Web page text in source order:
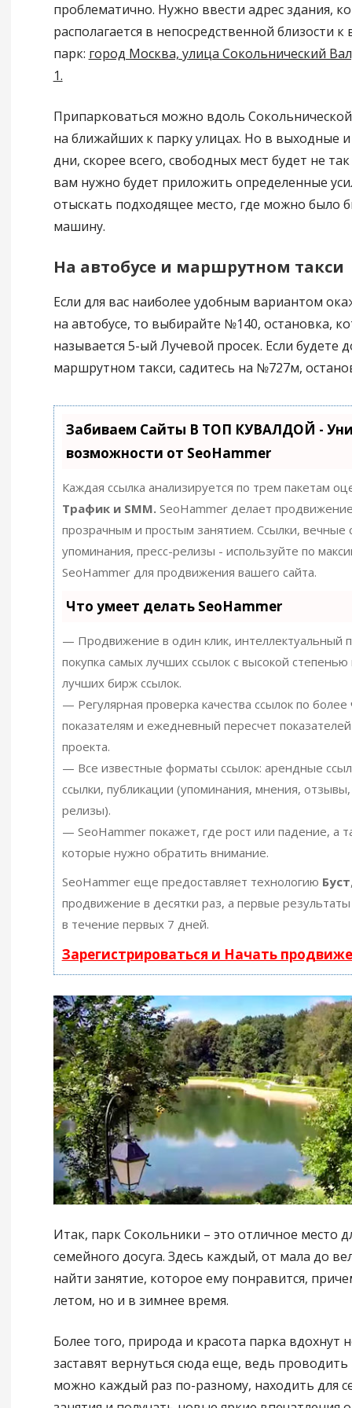
проблематично. Нужно ввести адрес здания,
располагается в непосредственной близости
парк: город Москва, улица Сокольнический
1.
Припарковаться можно вдоль
на ближайших к парку улицах. Но в выходные
дни, скорее всего, свободных мест будет не
вам нужно будет приложить определенные
отыскать подходящее место, где можно было
машину.
На автобусе и маршрутном такси
Если для вас наиболее удобным вариантом
на автобусе, то выбирайте №140, остановка,
называется 5-ый Лучевой просек. Если будете
маршрутном такси, садитесь на №727м,
Забиваем Сайты В ТОП КУВАЛДОЙ -
возможности от SeoHammer
Каждая ссылка анализируется по трем пакетам
Трафик и SMM.SeoHammer делает
прозрачным и простым занятием. Ссылки, вечные
упоминания, пресс-релизы - используйте по
SeoHammer для продвижения вашего сайта.
Что умеет делать SeoHammer
— Продвижение в один клик, интеллектуальный
покупка самых лучших ссылок с высокой степенью
лучших бирж ссылок.
— Регулярная проверка качества ссылок по
показателям и ежедневный пересчет показателей
проекта.
— Все известные форматы ссылок: арендные
ссылки, публикации (упоминания, мнения, отзывы,
релизы).
— SeoHammer покажет, где рост или падение, а
которые нужно обратить внимание.
SeoHammer еще предоставляет технологию Буст
продвижение в десятки раз, а первые
в течение первых 7 дней.
Зарегистрироваться и Начать
Итак, парк Сокольники – это отличное место
семейного досуга. Здесь каждый, от мала до
найти занятие, которое ему понравится,
летом, но и в зимнее время.
Более того, природа и красота парка вдохнут
заставят вернуться сюда еще, ведь проводить
можно каждый раз по-разному, находить для